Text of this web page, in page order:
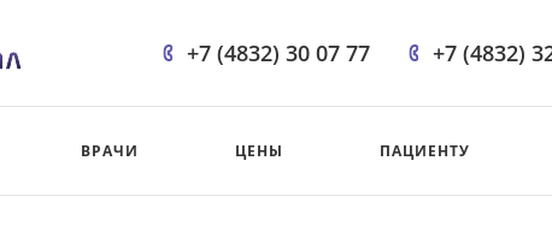
+7 (4832) 30 07 77 +7 (4832)
ВРАЧИ ЦЕНЫ ПАЦИЕНТУ